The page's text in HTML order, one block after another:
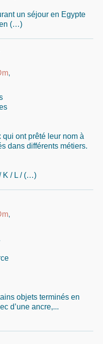
un séjour en Egypte
en (…)
,
ont prêté leur nom à
dans différents métiers.
K / L / (…)
,
objets terminés en
d’une ancre,...